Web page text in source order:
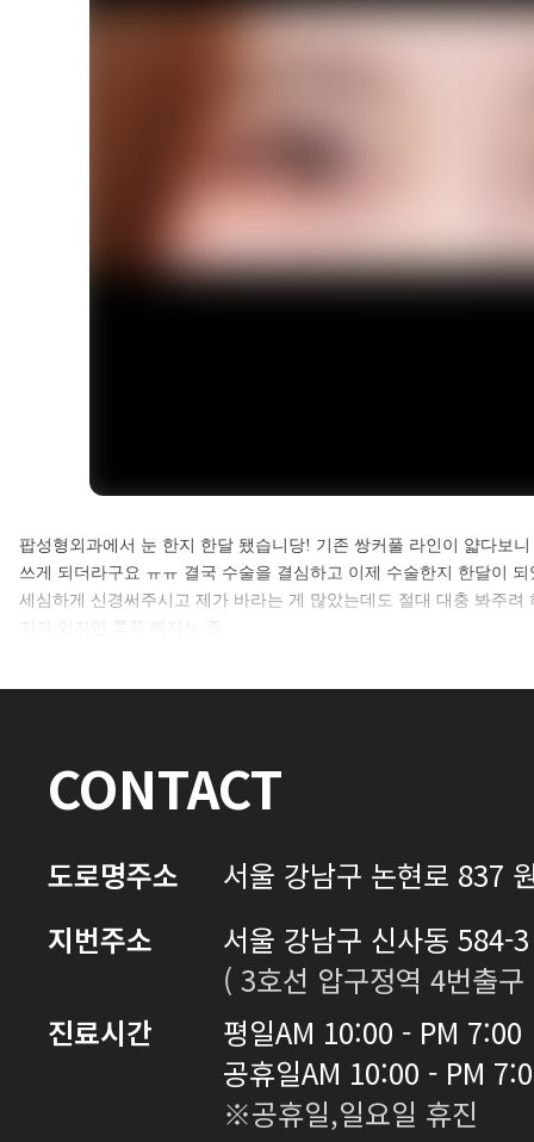
셀카후기 전체 내용은
로그인 후 확인하실 수 있습니다.
로그인하기
팝성형외과에서 눈 한지 한달 됐습니당! 기존 쌍커풀 라인이 얇다보
쓰게 되더라구요 ㅠㅠ 결국 수술을 결심하고 이제 수술한지 한달이
세심하게 신경써주시고 제가 바라는 게 많았는데도 절대 대충 봐주
기가 있지만 쭉쭉 빠지는 중…
CONTACT
도로명주소
서울 강남구 논현로 837
지번주소
서울 강남구 신사동 584-
( 3호선 압구정역 4번출
진료시간
평일AM 10:00 - PM 7:00
공휴일AM 10:00 - PM
※공휴일,일요일 휴진